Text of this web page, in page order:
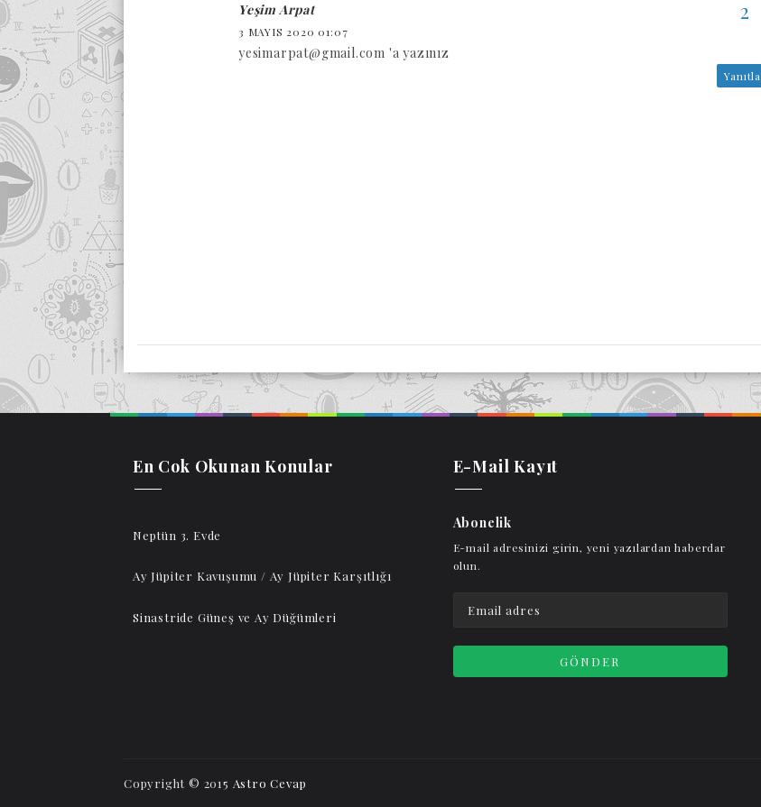
Yeşim Arpat
3 MAYIS 2020 01:07
yesimarpat@gmail.com 'a yazınız
Yanıtla
En Cok Okunan Konular
Neptün 3. Evde
Ay Jüpiter Kavuşumu / Ay Jüpiter Karşıtlığı
Sinastride Güneş ve Ay Düğümleri
E-Mail Kayıt
Abonelik
E-mail adresinizi girin, yeni yazılardan haberdar
olun.
Copyright © 2015 Astro Cevap